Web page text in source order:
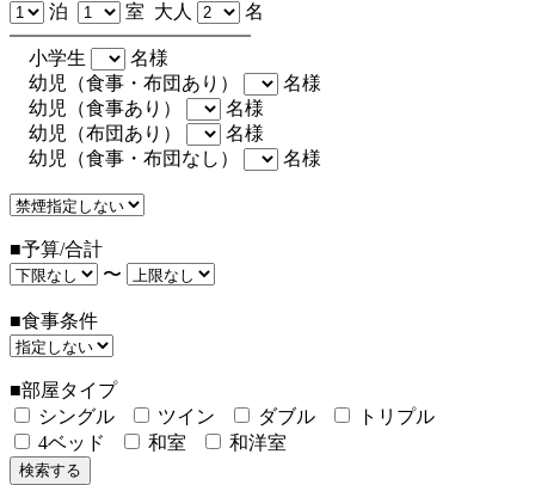
泊
室 大人 名
小学生
名様
幼児（食事・布団あり）
名様
幼児（食事あり）
名様
幼児（布団あり）
名様
幼児（食事・布団なし）
名様
■予算/合計
〜
■食事条件
■部屋タイプ
シングル
ツイン ダブル
トリプル
4ベッド
和室 和洋室